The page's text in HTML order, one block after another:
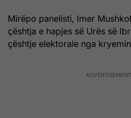
Mirëpo panelisti, Imer
çështja e hapjes së Urës së
çështje elektorale nga